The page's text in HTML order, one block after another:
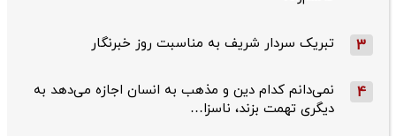
3 تبریک سردار شریف به مناسبت روز خبرنگار
4
نمی‌دانم کدام دین و مذهب به انسان اجازه می‌دهد به
دیگری تهمت بزند، ناسزا…